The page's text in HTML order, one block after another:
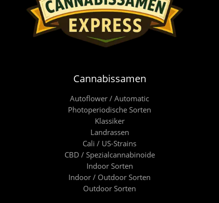
Cannabissamen
Autoflower / Automatic
Photoperiodische Sorten
Klassiker
Landrassen
Cali / US-Strains
CBD / Spezialcannabinoide
Indoor Sorten
Indoor / Outdoor Sorten
Outdoor Sorten